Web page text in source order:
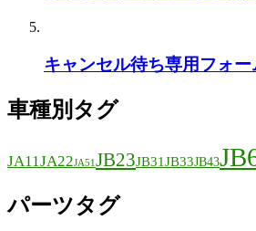
キャンセル待ち専用フォ
車種別タグ
JA11JA22JA51 JB23JB31JB33JB43
パーツタグ